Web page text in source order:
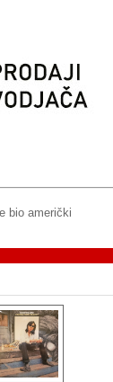
bio američki